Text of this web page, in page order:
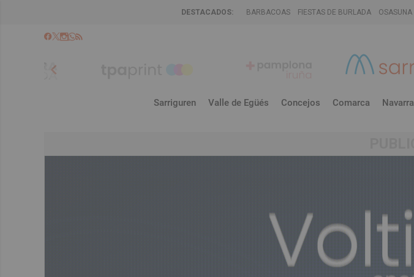
DESTACADOS: BARBACOAS FIESTAS DE BURLADA OSASUNA
chevron_left
Sarriguren Valle de Egüés Concejos Comarca Navarra